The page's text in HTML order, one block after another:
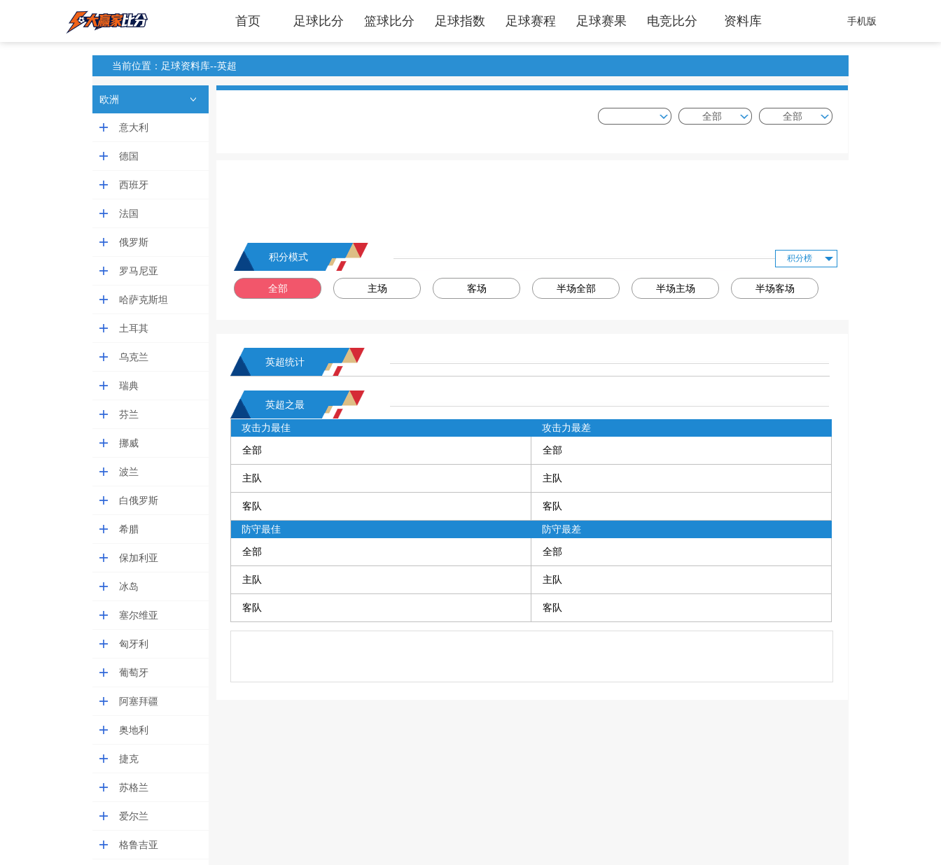
首页 足球比分 篮球比分 足球指数 足球赛程 足球赛果 电竞比分 资料库 手机版
当前位置：足球资料库--英超
欧洲
意大利
德国
西班牙
法国
俄罗斯
罗马尼亚
哈萨克斯坦
土耳其
乌克兰
瑞典
芬兰
挪威
波兰
白俄罗斯
希腊
保加利亚
冰岛
塞尔维亚
匈牙利
葡萄牙
阿塞拜疆
奥地利
捷克
苏格兰
爱尔兰
格鲁吉亚
全部 全部
积分模式 积分榜
全部 主场 客场 半场全部 半场主场 半场客场
英超统计
英超之最
攻击力最佳
全部
主队
客队
攻击力最差
全部
主队
客队
防守最佳
全部
主队
客队
防守最差
全部
主队
客队